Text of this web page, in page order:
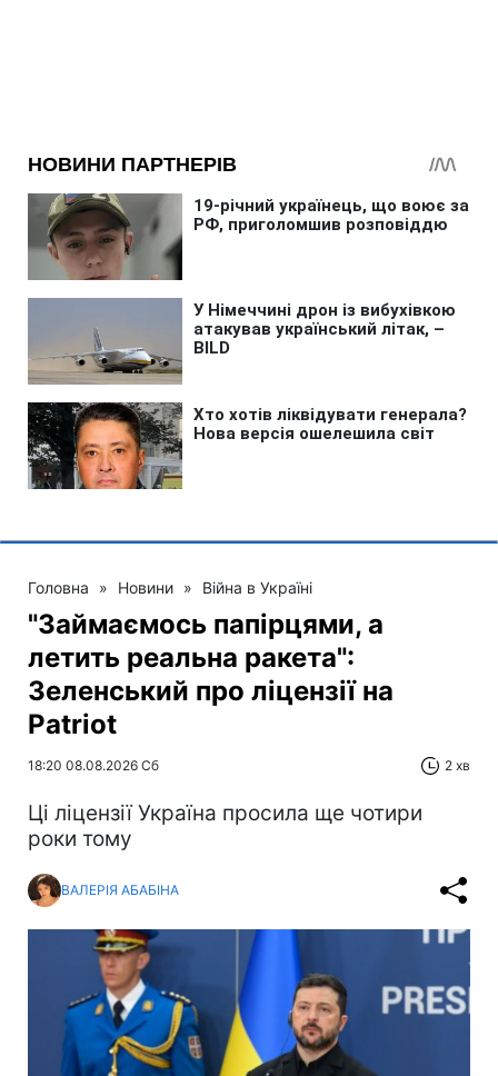
Головна » Новини » Війна в Україні
"Займаємось папірцями, а
летить реальна ракета":
Зеленський про ліцензії на
Patriot
18:20 08.08.2026 Сб 2 хв
Ці ліцензії Україна просила ще чотири
роки тому
ВАЛЕРІЯ АБАБІНА